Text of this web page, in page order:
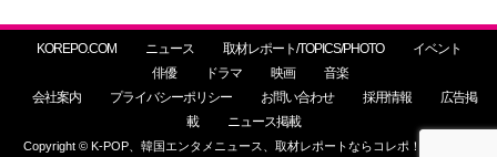
KOREPO.COM ニュース 取材レポート/TOPICS/PHOTO
イベント
俳優
ドラマ 映画
音楽
会社案内
プライバシーポリシー お問い合わせ 採用情報
広告掲
載
ニュース掲載
Copyright © K-POP、韓国エンタメニュース、取材レポートならコレポ！ All Rights